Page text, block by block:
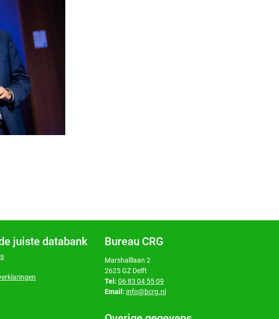
juiste databank Bureau CRG
Marshalllaan 2
2625 GZ Delft
Tel: 06 83 04 55 09
Email: info@bcrg.nl